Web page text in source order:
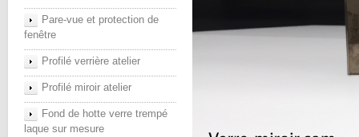
Pare-vue et protection de
fenêtre
Profilé verrière atelier
Profilé miroir atelier
Fond de hotte verre trempé
laque sur mesure